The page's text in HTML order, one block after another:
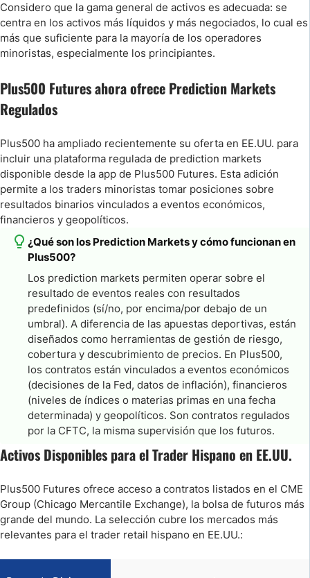
Considero que la gama general de activos es adecuada: se
centra en los activos más líquidos y más negociados, lo cual es
más que suficiente para la mayoría de los operadores
minoristas, especialmente los principiantes.
Plus500 Futures ahora ofrece Prediction Markets
Regulados
Plus500 ha ampliado recientemente su oferta en EE.UU. para
incluir una plataforma regulada de prediction markets
disponible desde la app de Plus500 Futures. Esta adición
permite a los traders minoristas tomar posiciones sobre
resultados binarios vinculados a eventos económicos,
financieros y geopolíticos.
¿Qué son los Prediction Markets y cómo funcionan en
Plus500?
Los prediction markets permiten operar sobre el
resultado de eventos reales con resultados
predefinidos (sí/no, por encima/por debajo de un
umbral). A diferencia de las apuestas deportivas, están
diseñados como herramientas de gestión de riesgo,
cobertura y descubrimiento de precios. En Plus500,
los contratos están vinculados a eventos económicos
(decisiones de la Fed, datos de inflación), financieros
(niveles de índices o materias primas en una fecha
determinada) y geopolíticos. Son contratos regulados
por la CFTC, la misma supervisión que los futuros.
Activos Disponibles para el Trader Hispano en EE.UU.
Plus500 Futures ofrece acceso a contratos listados en el CME
Group (Chicago Mercantile Exchange), la bolsa de futuros más
grande del mundo. La selección cubre los mercados más
relevantes para el trader retail hispano en EE.UU.: